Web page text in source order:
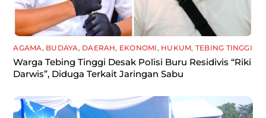
AGAMA, BUDAYA, DAERAH, EKONOMI, HUKUM, TEBING TINGGI
Warga Tebing Tinggi Desak Polisi Buru Residivis “Riki
Darwis”, Diduga Terkait Jaringan Sabu